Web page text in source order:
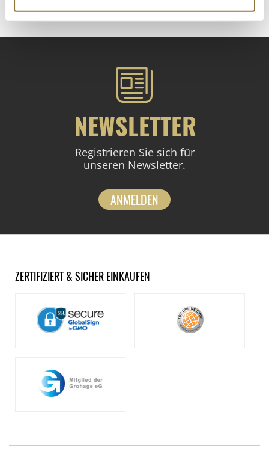
NEWSLETTER
Registrieren Sie sich für
unseren Newsletter.
ANMELDEN
ZERTIFIZIERT & SICHER EINKAUFEN